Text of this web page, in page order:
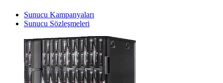
Sunucu Kampanyaları
Sunucu Sözleşmeleri